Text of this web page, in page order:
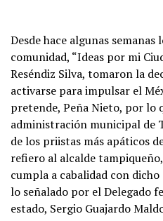
Desde hace algunas
comunidad, “Ideas por mi
Reséndiz Silva, tomaron la
activarse para impulsar el
pretende, Peña Nieto, por lo
administración municipal de
de los priistas más apáticos
refiero al alcalde
cumpla a cabalidad con
lo señalado por el Delegado
estado, Sergio Guajardo